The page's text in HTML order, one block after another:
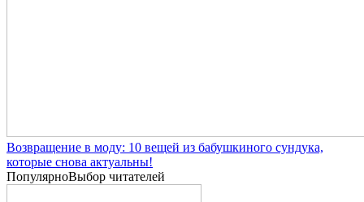
Возвращение в моду: 10 вещей из бабушкиного сундука,
которые снова актуальны!
ПопулярноВыбор читателей